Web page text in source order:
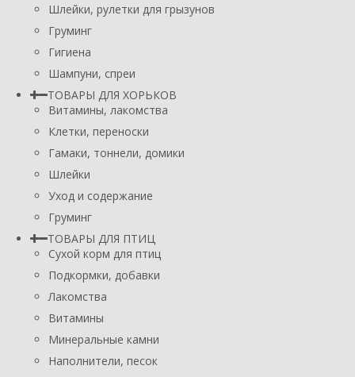
Шлейки, рулетки для грызунов
Груминг
Гигиена
Шампуни, спреи
ТОВАРЫ ДЛЯ ХОРЬКОВ
Витамины, лакомства
Клетки, переноски
Гамаки, тоннели, домики
Шлейки
Уход и содержание
Груминг
ТОВАРЫ ДЛЯ ПТИЦ
Сухой корм для птиц
Подкормки, добавки
Лакомства
Витамины
Минеральные камни
Наполнители, песок